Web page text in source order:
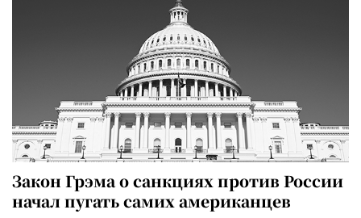
Закон Грэма о санкциях против России
начал пугать самих американцев